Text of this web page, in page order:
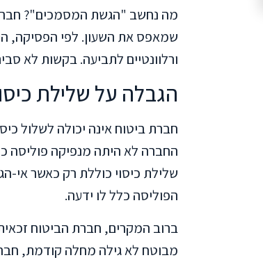
מה נחשב "הגשת המסמכים"?
שמאפס את השעון. לפי הפסיקה,
ורלוונטיים לתביעה. בקשות לא
הגבלה על שלילת
חברת ביטוח אינה יכולה לשלול
שלילת כיסוי כוללת רק כאשר אי-
הפוליסה כלל לו ידעה.
ברוב המקרים, חברת הביטוח
מבוטח לא גילה מחלה קודמת,